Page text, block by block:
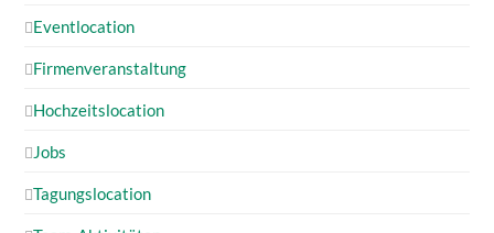
Eventlocation
Firmenveranstaltung
Hochzeitslocation
Jobs
Tagungslocation